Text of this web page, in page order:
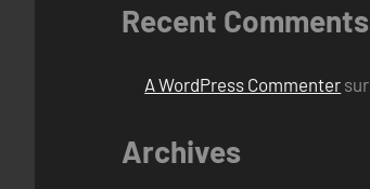
Recent Comments
A WordPress Commenter sur
Archives